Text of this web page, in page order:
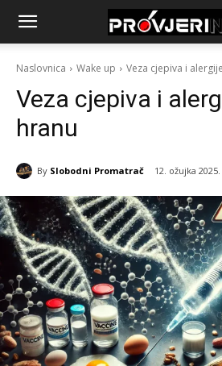
Naslovnica Wake up Veza cjepiva i
Veza cjepiva i
hranu
By Slobodni Promatrač 12. ožujka 2025.